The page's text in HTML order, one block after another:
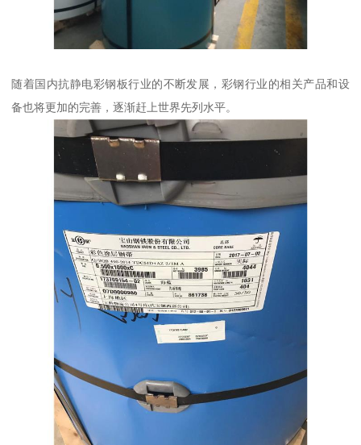
随着国内抗静电彩钢板行业的不断发展，彩钢行业的相关产品和设
备也将更加的完善，逐渐赶上世界先列水平。